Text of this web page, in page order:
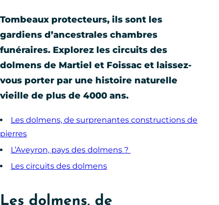
Tombeaux protecteurs, ils sont les
gardiens d’ancestrales chambres
funéraires. Explorez les circuits des
dolmens de Martiel et Foissac et laissez-
vous porter par une histoire naturelle
vieille de plus de 4000 ans.
Les dolmens, de surprenantes constructions de
pierres
L’Aveyron, pays des dolmens ?
Les circuits des dolmens
Les dolmens, de